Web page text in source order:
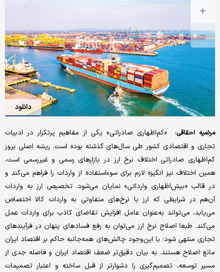
دانلود
مرضیه احقاقی: «کم‌اظهاری صادراتی» یکی از مفاهیم پرتکرار در ادبیات
تجاری و اقتصادی کشور طی سال‌های گذشته بوده است. ریشه اصلی بروز
کم‌اظهاری صادراتی اختلاف نرخ ارز در بازارهای رسمی و غیررسمی است،
همین اختلاف نیز انگیزه لازم برای سوءاستفاده از واردات را فراهم می‌کند و
در قالب «بیش‌اظهاری وارداتی» نمایان می‌شود. تخصیص ارز به واردات
آن‌هم در شرایطی که ارز با نرخ‌های متفاوتی به واردات کالا اختصاص
می‌یابد، می‌تواند به‌عنوان عامل افزایش تقاضای کاذب برای واردات عمل
می‌کند. طبعا اصلاح نرخ ارز می‌توان به رفع فسادهای پنهان در فرآیندهای
تجاری منتهی شود؛ با این‌وجود چالش‌های همه‌جانبه حاکم بر اقتصاد ایران
مانع اصلاح هستند. به بیان دقیق‌تر ضعف اقتصاد ایران و فاصله جدی از
مسیر توسعه، تصمیم‌گیری را دشوارتر از قبل ساخته و اعتبار تصمیمات